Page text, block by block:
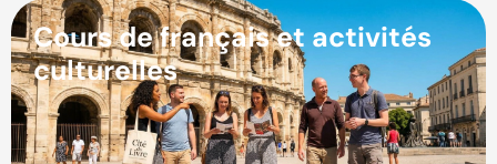
Cours de français et activités
culturelles